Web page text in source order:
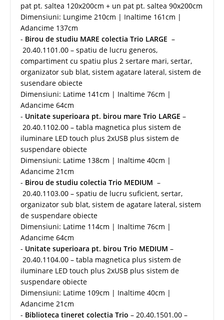
pat pt. saltea 120x200cm + un pat pt. saltea 90x200cm
Dimensiuni: Lungime 210cm | Inaltime 161cm |
Adancime 137cm
- Birou de studiu MARE colectia Trio LARGE –
20.40.1101.00 – spatiu de lucru generos,
compartiment cu spatiu plus 2 sertare mari, sertar,
organizator sub blat, sistem agatare lateral, sistem de
susendare obiecte
Dimensiuni: Latime 141cm | Inaltime 76cm |
Adancime 64cm
- Unitate superioara pt. birou mare Trio LARGE –
20.40.1102.00 – tabla magnetica plus sistem de
iluminare LED touch plus 2xUSB plus sistem de
suspendare obiecte
Dimensiuni: Latime 138cm | Inaltime 40cm |
Adancime 21cm
- Birou de studiu colectia Trio MEDIUM –
20.40.1103.00 – spatiu de lucru suficient, sertar,
organizator sub blat, sistem de agatare lateral, sistem
de suspendare obiecte
Dimensiuni: Latime 114cm | Inaltime 76cm |
Adancime 64cm
- Unitate superioara pt. birou Trio MEDIUM –
20.40.1104.00 – tabla magnetica plus sistem de
iluminare LED touch plus 2xUSB plus sistem de
suspendare obiecte
Dimensiuni: Latime 109cm | Inaltime 40cm |
Adancime 21cm
- Biblioteca tineret colectia Trio – 20.40.1501.00 –